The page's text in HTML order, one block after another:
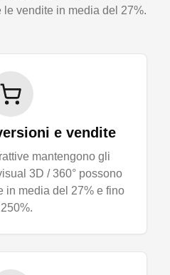
le vendite in media del 27%.
e vendite
mantengono gli
3D / 360° possono
in media del 27% e fino